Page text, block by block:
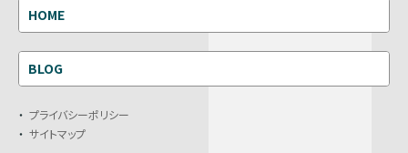
HOME
BLOG
プライバシーポリシー
サイトマップ